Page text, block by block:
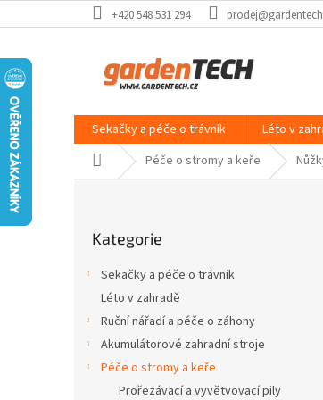
na
+420 548 531 294
Sekačky a péče o trávník Léto v
Domů Péče o stromy a keře
kategorie
Kategorie
Sekačky a péče o trávník
Léto v zahradě
Ruční nářadí a péče o záhony
Akumulátorové zahradní stroje
Péče o stromy a keře
Prořezávací a vyvětvovací pily